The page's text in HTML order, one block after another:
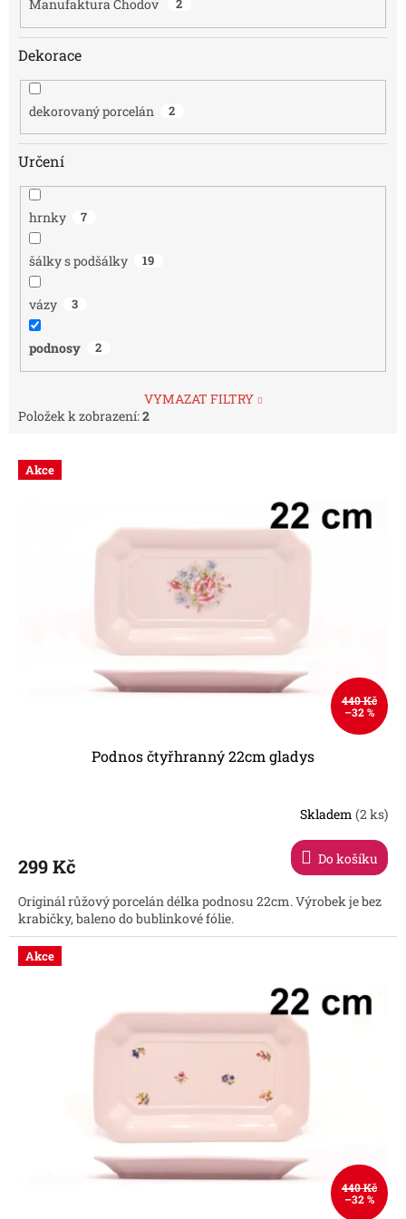
Manufaktura Chodov 2
Dekorace
dekorovaný porcelán 2
Určení
hrnky 7
šálky s podšálky 19
vázy 3
podnosy 2
VYMAZAT FILTRY
Položek k zobrazení:2
V
ý Akce
440 Kč
–32 %
Podnos čtyřhranný 22cm gladys
je
z
5
hvězdiček.
Skladem(2 ks)
299 Kč Do košíku
Originál růžový porcelán délka podnosu 22cm. Výrobek je bez
krabičky, baleno do bublinkové fólie.
Akce
440 Kč
–32 %